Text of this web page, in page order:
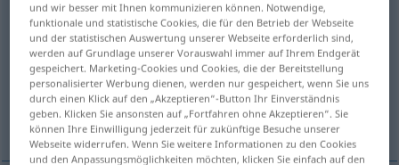
nachahmen [ˈnaːxʔaːmən]
Übersicht aller Übersetzungen
(Für mehr Details die Übersetzung anklicken/antippen)
imitar
und wir besser mit Ihnen kommunizieren können. Notwendige,
funktionale und statistische Cookies, die für den Betrieb der Webseite
und der statistischen Auswertung unserer Webseite erforderlich sind,
werden auf Grundlage unserer Vorauswahl immer auf Ihrem Endgerät
gespeichert. Marketing-Cookies und Cookies, die der Bereitstellung
personalisierter Werbung dienen, werden nur gespeichert, wenn Sie uns
durch einen Klick auf den „Akzeptieren“-Button Ihr Einverständnis
geben. Klicken Sie ansonsten auf „Fortfahren ohne Akzeptieren“. Sie
können Ihre Einwilligung jederzeit für zukünftige Besuche unserer
Webseite widerrufen. Wenn Sie weitere Informationen zu den Cookies
und den Anpassungsmöglichkeiten möchten, klicken Sie einfach auf den